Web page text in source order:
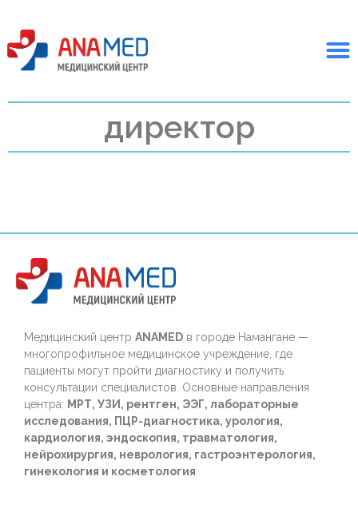
директор
Медицинский центр ANAMED в городе Намангане —
многопрофильное медицинское учреждение, где
пациенты могут пройти диагностику и получить
консультации специалистов. Основные направления
центра: МРТ, УЗИ, рентген, ЭЭГ, лабораторные
исследования, ПЦР-диагностика, урология,
кардиология, эндоскопия, травматология,
нейрохирургия, неврология, гастроэнтерология,
гинекология и косметология.